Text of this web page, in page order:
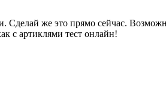
же это прямо сейчас.
с артиклями тест онлайн!